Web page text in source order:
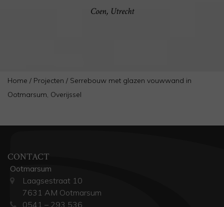
Coen, Utrecht
Home / Projecten / Serrebouw met glazen vouwwand in
Ootmarsum, Overijssel
CONTACT
Ootmarsum
Laagsestraat 10
7631 AM Ootmarsum
0541 – 293 536